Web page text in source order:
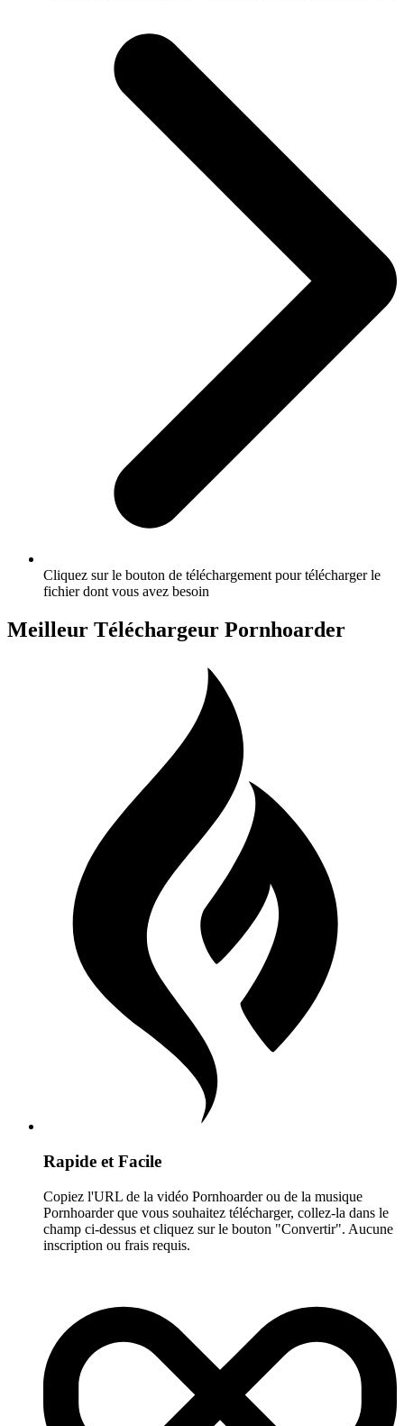
Cliquez sur le bouton de téléchargement pour télécharger le
fichier dont vous avez besoin
Meilleur Téléchargeur Pornhoarder
Rapide et Facile
Copiez l'URL de la vidéo Pornhoarder ou de la musique
Pornhoarder que vous souhaitez télécharger, collez-la dans le
champ ci-dessus et cliquez sur le bouton "Convertir". Aucune
inscription ou frais requis.